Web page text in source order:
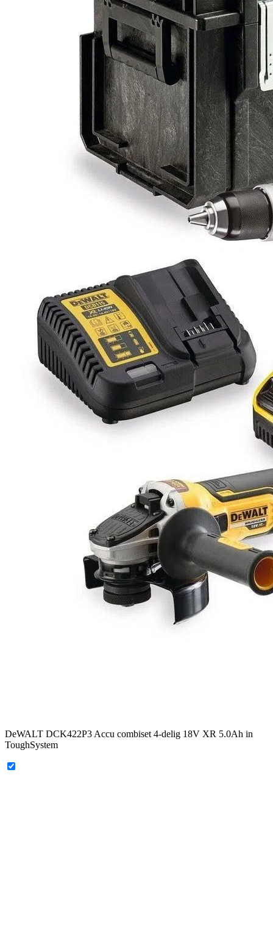
DeWALT DCK422P3 Accu combiset 4-delig 18V XR 5.0Ah in
ToughSystem